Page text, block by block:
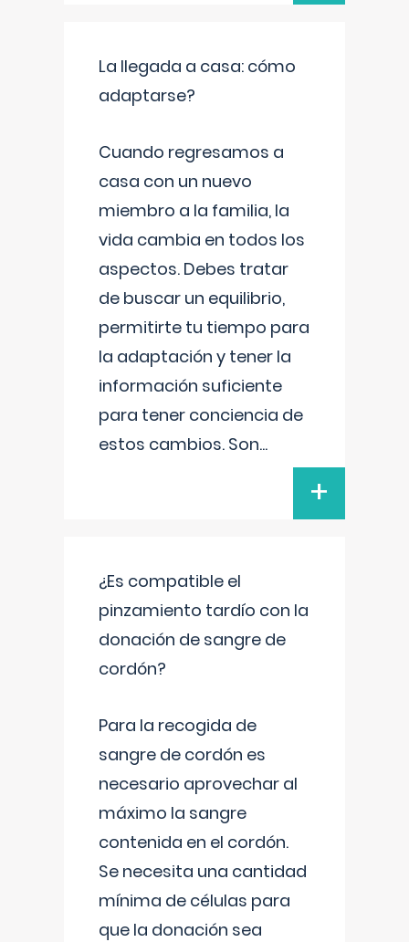
La llegada a casa: cómo
adaptarse?
Cuando regresamos a
casa con un nuevo
miembro a la familia, la
vida cambia en todos los
aspectos. Debes tratar
de buscar un equilibrio,
permitirte tu tiempo para
la adaptación y tener la
información suficiente
para tener conciencia de
estos cambios. Son...
+
¿Es compatible el
pinzamiento tardío con la
donación de sangre de
cordón?
Para la recogida de
sangre de cordón es
necesario aprovechar al
máximo la sangre
contenida en el cordón.
Se necesita una cantidad
mínima de células para
que la donación sea